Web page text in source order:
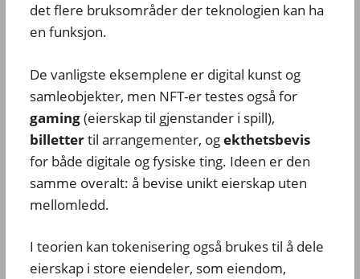
det flere bruksområder der teknologien kan ha
en funksjon.
De vanligste eksemplene er digital kunst og
samleobjekter, men NFT-er testes også for
gaming(eierskap til gjenstander i spill),
billettertil arrangementer, ogekthetsbevis
for både digitale og fysiske ting. Ideen er den
samme overalt: å bevise unikt eierskap uten
mellomledd.
I teorien kan tokenisering også brukes til å dele
eierskap i store eiendeler, som eiendom,